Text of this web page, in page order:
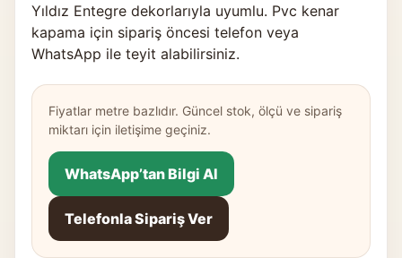
Yıldız Entegre dekorlarıyla uyumlu. Pvc kenar
kapama için sipariş öncesi telefon veya
WhatsApp ile teyit alabilirsiniz.
Fiyatlar metre bazlıdır. Güncel stok, ölçü ve sipariş
miktarı için iletişime geçiniz.
WhatsApp’tan Bilgi Al
Telefonla Sipariş Ver